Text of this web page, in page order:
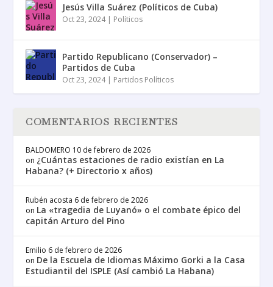
Jesús Villa Suárez (Políticos de Cuba)
Oct 23, 2024| Políticos
Partido Republicano (Conservador) –
Partidos de Cuba
Oct 23, 2024| Partidos Políticos
COMENTARIOS RECIENTES
BALDOMERO 10 de febrero de 2026
on ¿Cuántas estaciones de radio existían en La
Habana? (+ Directorio x años)
Rubén acosta 6 de febrero de 2026
on La «tragedia de Luyanó» o el combate épico del
capitán Arturo del Pino
Emilio 6 de febrero de 2026
on De la Escuela de Idiomas Máximo Gorki a la Casa
Estudiantil del ISPLE (Así cambió La Habana)